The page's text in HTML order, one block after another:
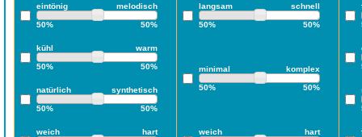
eintönig melodisch
50% 50%
langsam schnell
50% 50%
kühl warm
50% 50% minimal komplex
50% 50%
natürlich synthetisch
50% 50%
weich hart weich hart